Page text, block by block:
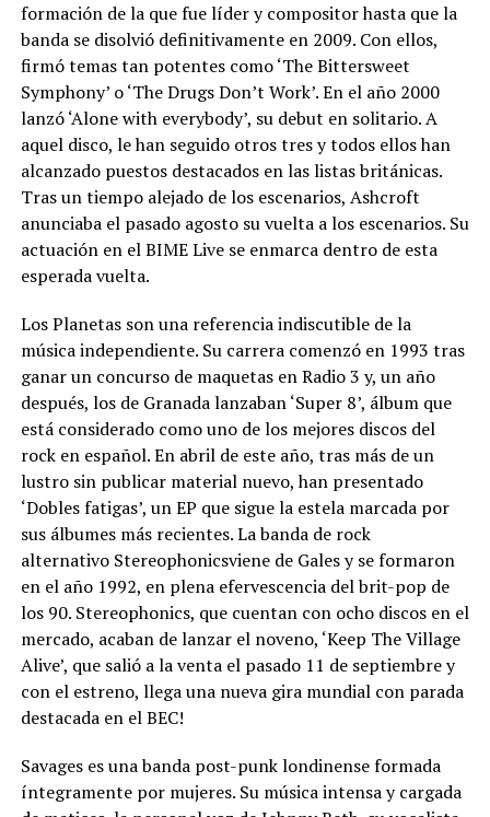
formación de la que fue líder y compositor hasta que la
banda se disolvió definitivamente en 2009. Con ellos,
firmó temas tan potentes como ‘The Bittersweet
Symphony’ o ‘The Drugs Don’t Work’. En el año 2000
lanzó ‘Alone with everybody’, su debut en solitario. A
aquel disco, le han seguido otros tres y todos ellos han
alcanzado puestos destacados en las listas británicas.
Tras un tiempo alejado de los escenarios, Ashcroft
anunciaba el pasado agosto su vuelta a los escenarios. Su
actuación en el BIME Live se enmarca dentro de esta
esperada vuelta.
Los Planetas son una referencia indiscutible de la
música independiente. Su carrera comenzó en 1993 tras
ganar un concurso de maquetas en Radio 3 y, un año
después, los de Granada lanzaban ‘Super 8’, álbum que
está considerado como uno de los mejores discos del
rock en español. En abril de este año, tras más de un
lustro sin publicar material nuevo, han presentado
‘Dobles fatigas’, un EP que sigue la estela marcada por
sus álbumes más recientes. La banda de rock
alternativo Stereophonicsviene de Gales y se formaron
en el año 1992, en plena efervescencia del brit-pop de
los 90. Stereophonics, que cuentan con ocho discos en el
mercado, acaban de lanzar el noveno, ‘Keep The Village
Alive’, que salió a la venta el pasado 11 de septiembre y
con el estreno, llega una nueva gira mundial con parada
destacada en el BEC!
Savages es una banda post-punk londinense formada
íntegramente por mujeres. Su música intensa y cargada